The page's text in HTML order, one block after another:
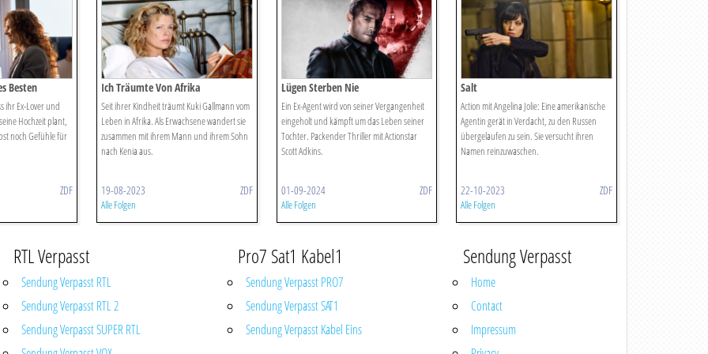
Besten
ihr Ex-Lover und
Hochzeit plant,
noch Gefühle für
ZDF
Ich Träumte Von Afrika
Seit ihrer Kindheit träumt Kuki Gallmann vom
Leben in Afrika. Als Erwachsene wandert sie
zusammen mit ihrem Mann und ihrem Sohn
nach Kenia aus.
19-08-2023 ZDF
Alle Folgen
Lügen Sterben Nie
Ein Ex-Agent wird von seiner Vergangenheit
eingeholt und kämpft um das Leben seiner
Tochter. Packender Thriller mit Actionstar
Scott Adkins.
01-09-2024 ZDF
Alle Folgen
Salt
Action mit Angelina Jolie: Eine amerikanische
Agentin gerät in Verdacht, zu den Russen
übergelaufen zu sein. Sie versucht ihren
Namen reinzuwaschen.
22-10-2023 ZDF
Alle Folgen
RTL Verpasst
Sendung Verpasst RTL
Sendung Verpasst RTL 2
Sendung Verpasst SUPER RTL
Pro7 Sat1 Kabel1
Sendung Verpasst PRO7
Sendung Verpasst SAT1
Sendung Verpasst Kabel Eins
Sendung Verpasst
Home
Contact
Impressum